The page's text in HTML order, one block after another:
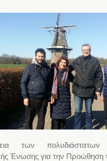
των
Ένωσης για την Προώθηση